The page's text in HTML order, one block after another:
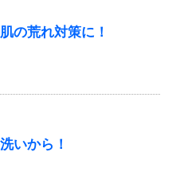
の荒れ対策に！
いから！